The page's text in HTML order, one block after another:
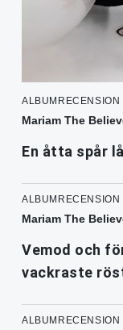
Mariam The
En åtta spår
Mariam The
Vemod och
vackraste